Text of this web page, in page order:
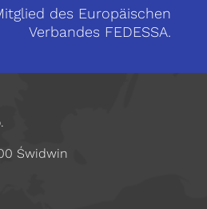
des Europäischen
Verbandes FEDESSA.
Świdwin